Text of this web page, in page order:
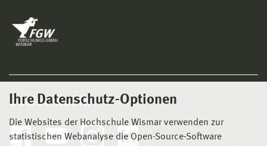
Ihre Datenschutz-Optionen
Die Websites der Hochschule Wismar verwenden zur
statistischen Webanalyse die Open-Source-Software
Social Media